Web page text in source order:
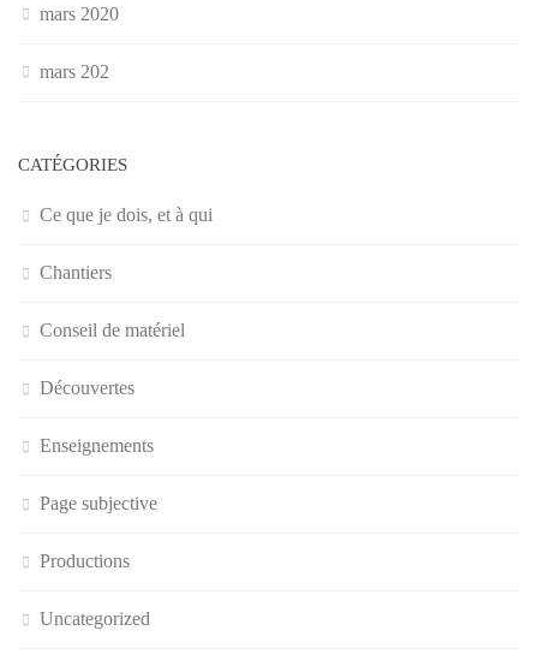
mars 2020
mars 202
CATÉGORIES
Ce que je dois, et à qui
Chantiers
Conseil de matériel
Découvertes
Enseignements
Page subjective
Productions
Uncategorized